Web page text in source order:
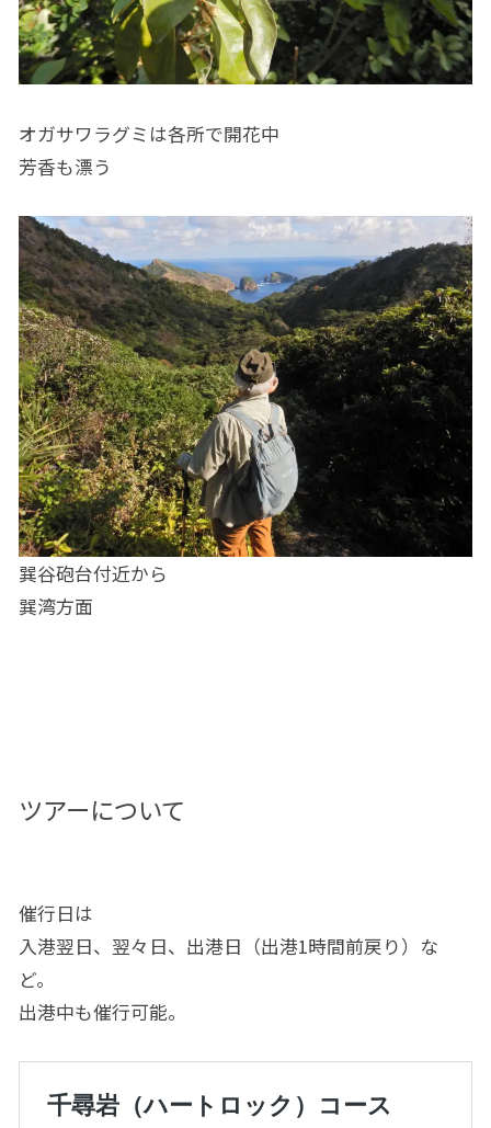
オガサワラグミは各所で開花中
芳香も漂う
巽谷砲台付近から
巽湾方面
ツアーについて
催行日は
入港翌日、翌々日、出港日（出港1時間前戻り）な
ど。
出港中も催行可能。